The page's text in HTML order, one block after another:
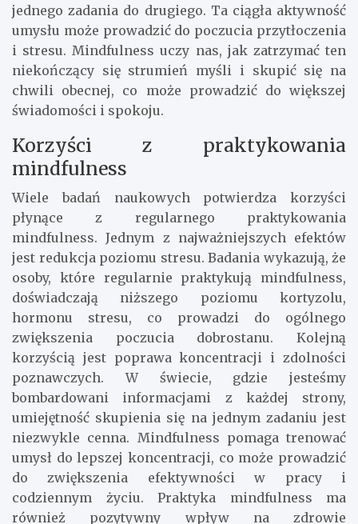
jednego zadania do drugiego. Ta ciągła aktywność
umysłu może prowadzić do poczucia przytłoczenia
i stresu. Mindfulness uczy nas, jak zatrzymać ten
niekończący się strumień myśli i skupić się na
chwili obecnej, co może prowadzić do większej
świadomości i spokoju.
Korzyści z praktykowania
mindfulness
Wiele badań naukowych potwierdza korzyści
płynące z regularnego praktykowania
mindfulness. Jednym z najważniejszych efektów
jest redukcja poziomu stresu. Badania wykazują, że
osoby, które regularnie praktykują mindfulness,
doświadczają niższego poziomu kortyzolu,
hormonu stresu, co prowadzi do ogólnego
zwiększenia poczucia dobrostanu. Kolejną
korzyścią jest poprawa koncentracji i zdolności
poznawczych. W świecie, gdzie jesteśmy
bombardowani informacjami z każdej strony,
umiejętność skupienia się na jednym zadaniu jest
niezwykle cenna. Mindfulness pomaga trenować
umysł do lepszej koncentracji, co może prowadzić
do zwiększenia efektywności w pracy i
codziennym życiu. Praktyka mindfulness ma
również pozytywny wpływ na zdrowie